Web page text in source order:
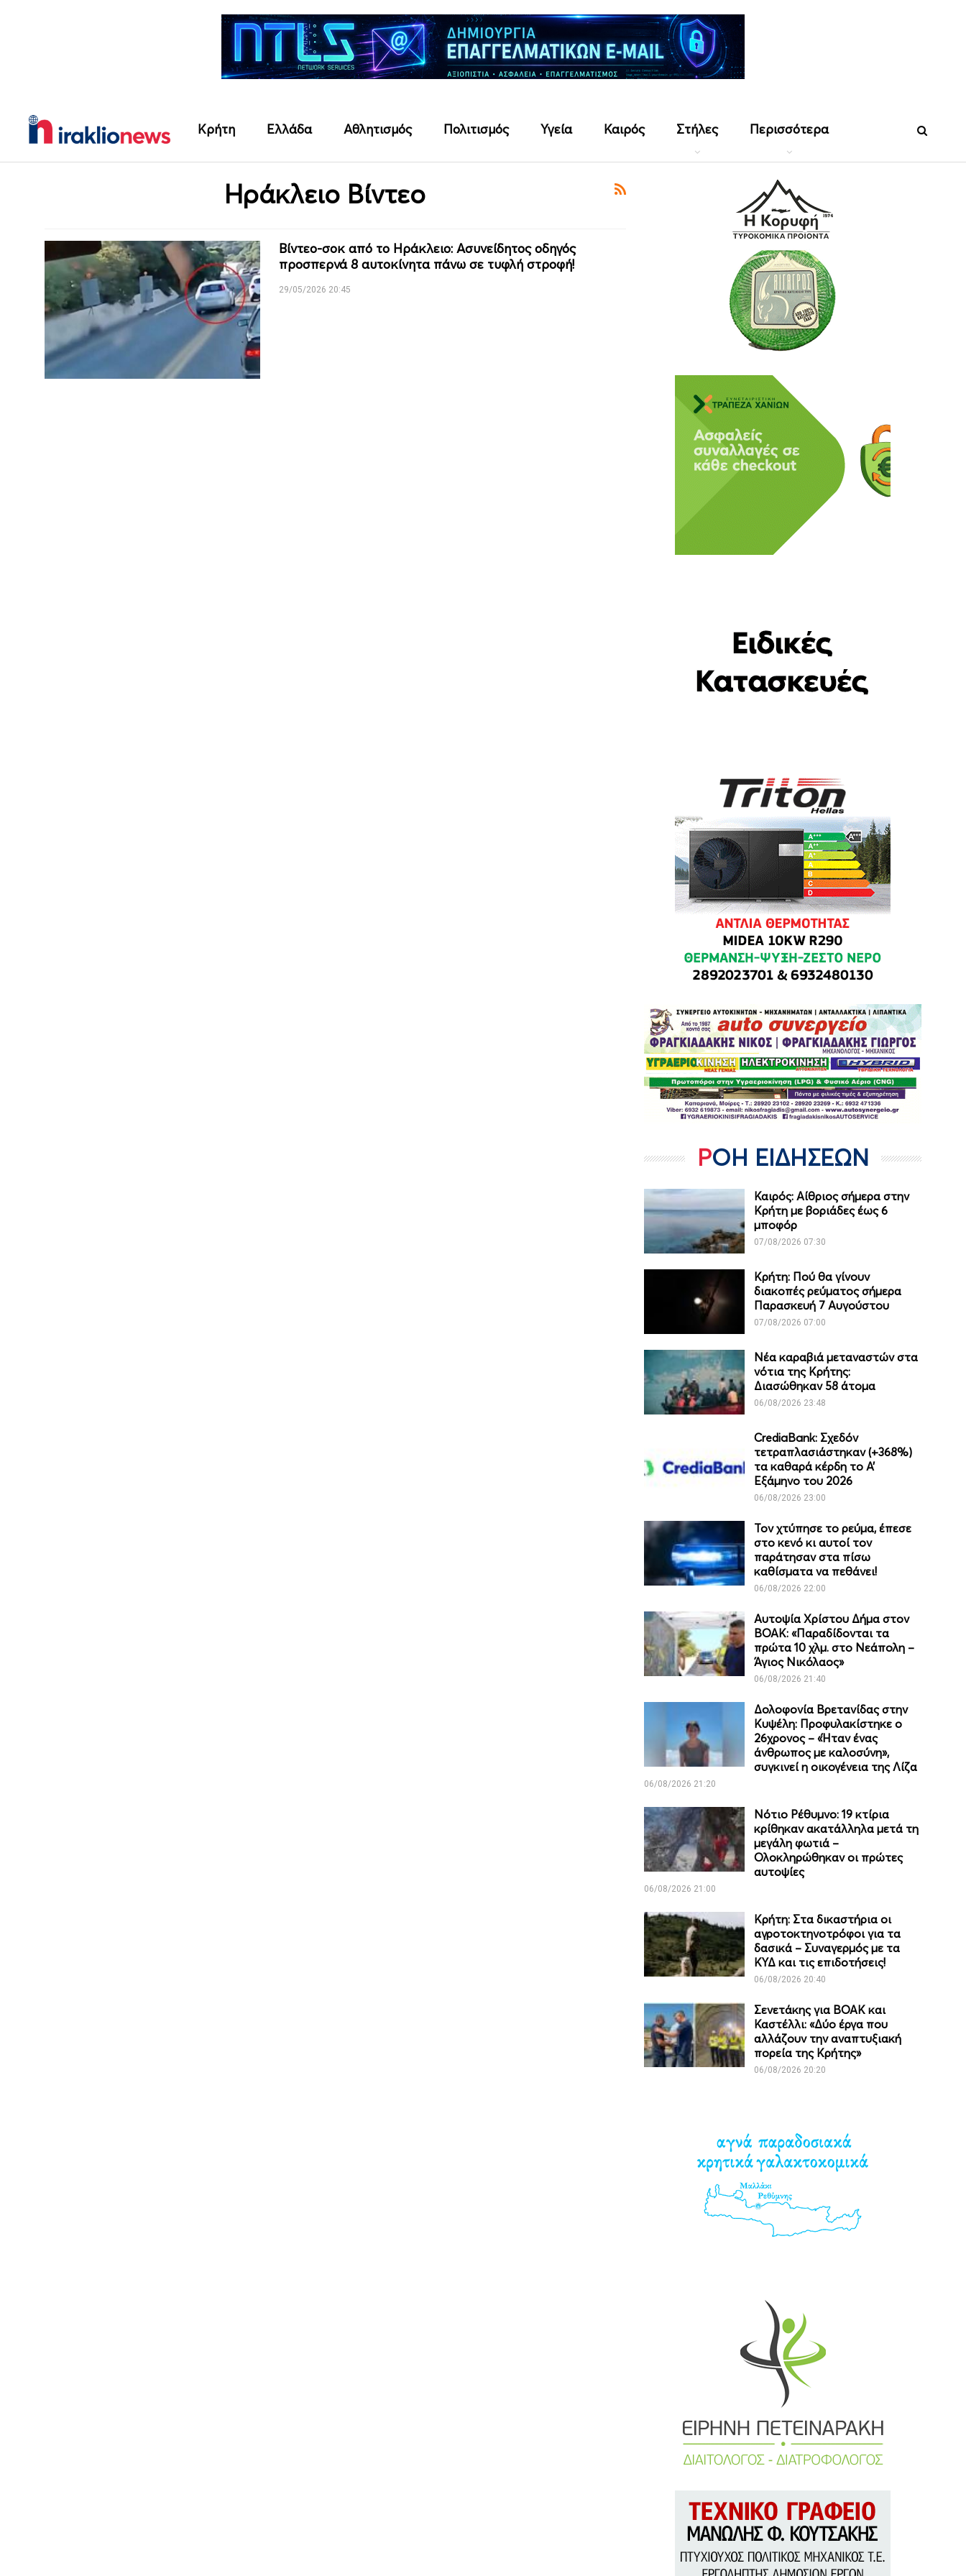
Κρήτη Ελλάδα Αθλητισμός Πολιτισμός Υγεία Καιρός Στήλες Περισσότερα
Ηράκλειο Βίντεο
Βίντεο-σοκ από το Ηράκλειο: Ασυνείδητος οδηγός
προσπερνά 8 αυτοκίνητα πάνω σε τυφλή στροφή!
29/05/2026 20:45
ΡΟΗ ΕΙΔΗΣΕΩΝ
Καιρός: Αίθριος σήμερα στην
Κρήτη με βοριάδες έως 6
μποφόρ
07/08/2026 07:30
Κρήτη: Πού θα γίνουν
διακοπές ρεύματος σήμερα
Παρασκευή 7 Αυγούστου
07/08/2026 07:00
Νέα καραβιά μεταναστών στα
νότια της Κρήτης:
Διασώθηκαν 58 άτομα
06/08/2026 23:48
CrediaBank: Σχεδόν
τετραπλασιάστηκαν (+368%)
τα καθαρά κέρδη το Α’
Εξάμηνο του 2026
06/08/2026 23:00
Τον χτύπησε το ρεύμα, έπεσε
στο κενό κι αυτοί τον
παράτησαν στα πίσω
καθίσματα να πεθάνει!
06/08/2026 22:00
Αυτοψία Χρίστου Δήμα στον
ΒΟΑΚ: «Παραδίδονται τα
πρώτα 10 χλμ. στο Νεάπολη –
Άγιος Νικόλαος»
06/08/2026 21:40
Δολοφονία Βρετανίδας στην
Κυψέλη: Προφυλακίστηκε ο
26χρονος – «Ήταν ένας
άνθρωπος με καλοσύνη»,
συγκινεί η οικογένεια της Λίζα
06/08/2026 21:20
Νότιο Ρέθυμνο: 19 κτίρια
κρίθηκαν ακατάλληλα μετά τη
μεγάλη φωτιά –
Ολοκληρώθηκαν οι πρώτες
αυτοψίες
06/08/2026 21:00
Κρήτη: Στα δικαστήρια οι
αγροτοκτηνοτρόφοι για τα
δασικά – Συναγερμός με τα
ΚΥΔ και τις επιδοτήσεις!
06/08/2026 20:40
Σενετάκης για ΒΟΑΚ και
Καστέλλι: «Δύο έργα που
αλλάζουν την αναπτυξιακή
πορεία της Κρήτης»
06/08/2026 20:20